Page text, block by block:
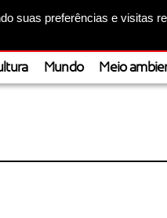
suas preferências e visitas
Mundo Meio